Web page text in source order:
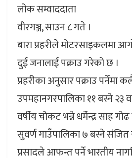
लोक सम्वाददाता
वीरगञ्ज, साउन ८ गते ।
बारा प्रहरीले मोटरसाइकलमा
दुई जनालाई पक्राउ गरेको छ ।
प्रहरीका अनुसार पक्राउ पर्नेमा
उपमहानगरपालिका ११ बस्ने २३
वर्षीय चोकट भन्ने धर्मेन्द्र साह
सुवर्ण गाउँपालिका ७ बस्ने संजित
प्रसादले आफन्त पर्ने भारतीय